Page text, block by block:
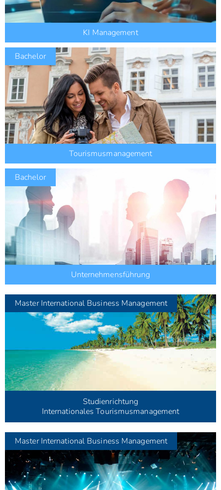
KI Management
Bachelor
Tourismusmanagement
Bachelor
Unternehmensführung
MasterInternational Business Management
Studienrichtung
Internationales Tourismusmanagement
MasterInternational Business Management